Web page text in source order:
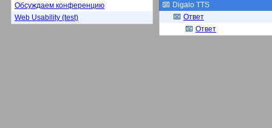
Обсуждаем конференцию
Web Usability (test)
Digalo TTS
Ответ
Ответ